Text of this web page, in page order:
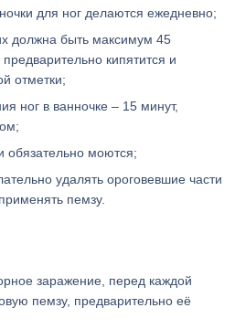
для ног делаются ежедневно;
должна быть максимум 45
кипятится и
отметки;
ног в ванночке – 15 минут,
обязательно моются;
удалять ороговевшие части
пемзу.
заражение, перед каждой
пемзу, предварительно её